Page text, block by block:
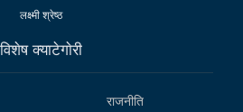
लक्ष्मी श्रेष्ठ
विशेष क्याटेगाेरी
राजनीति